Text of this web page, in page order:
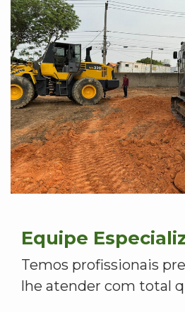
Equipe
Temos profissionais
lhe atender com total